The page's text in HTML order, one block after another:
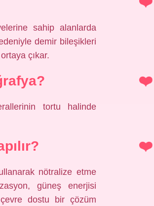
sahip alanlarda
demir bileşikleri
çıkar.
tortu halinde
nötralize etme
güneş enerjisi
çevre dostu bir çözüm